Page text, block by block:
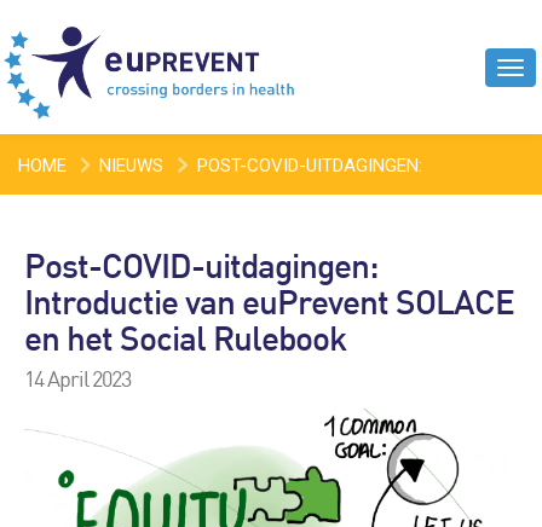
HOME NIEUWS POST-COVID-UITDAGINGEN:
RULEBOOK
Post-COVID-uitdagingen:
Introductie van euPrevent SOLACE
en het Social Rulebook
14 April 2023